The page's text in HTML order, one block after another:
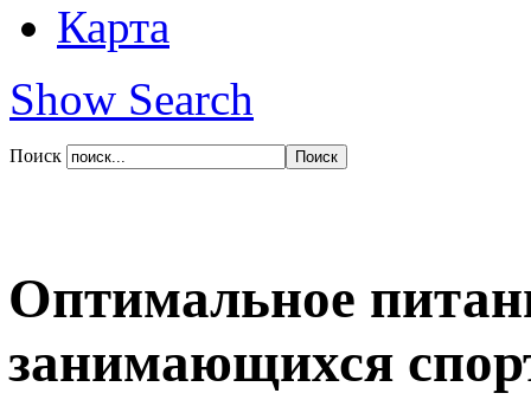
Карта
Show Search
Поиск
Оптимальное
занимающихся